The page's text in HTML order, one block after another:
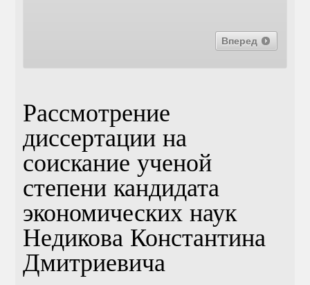
Вперед
Рассмотрение
диссертации на
соискание ученой
степени кандидата
экономических наук
Недикова Константина
Дмитриевича